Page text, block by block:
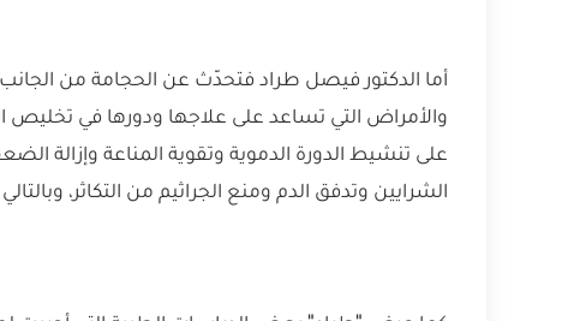
أما الدكتور فيصل طراد فتحدّث عن الحجامة من
والأمراض التي تساعد على علاجها ودورها في
على تنشيط الدورة الدموية وتقوية المناعة وإزالة
الشرايين وتدفق الدم ومنع الجراثيم من التكاثر،